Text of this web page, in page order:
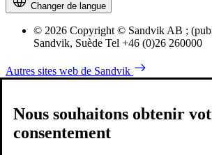
Changer de langue
© 2026 Copyright © Sandvik AB ;
Sandvik, Suède Tel +46 (0)26 260000
Autres sites web de Sandvik
Nous souhaitons obtenir
consentement